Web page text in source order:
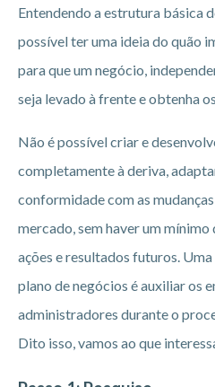
Entendendo a estrutura básica
possível ter uma ideia do quão
para que um negócio,
seja levado à frente e obtenha
Não é possível criar e
completamente à deriva,
conformidade com as
mercado, sem haver um
ações e resultados futuros.
plano de negócios é auxiliar os
administradores durante o
Dito isso, vamos ao que